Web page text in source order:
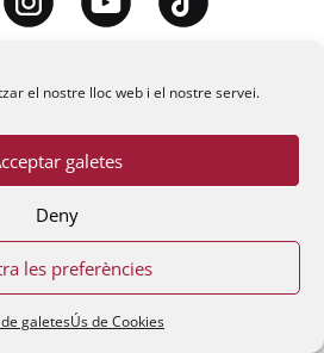
el nostre lloc web i el nostre servei.
galetes
Deny
les preferències
galetesÚs de Cookies